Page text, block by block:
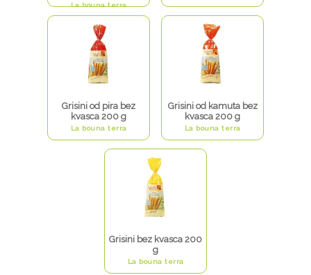
La bouna terra
Grisini od pira bez
kvasca 200 g
La bouna terra
Grisini od kamuta bez
kvasca 200 g
La bouna terra
Grisini bez kvasca 200
g
La bouna terra